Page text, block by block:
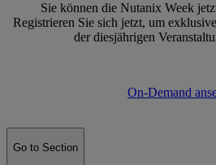
Sie können die Nutanix Week
Registrieren Sie sich jetzt, um
der diesjährigen
On-Demand
Go to Section